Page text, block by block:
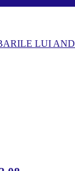
LUI